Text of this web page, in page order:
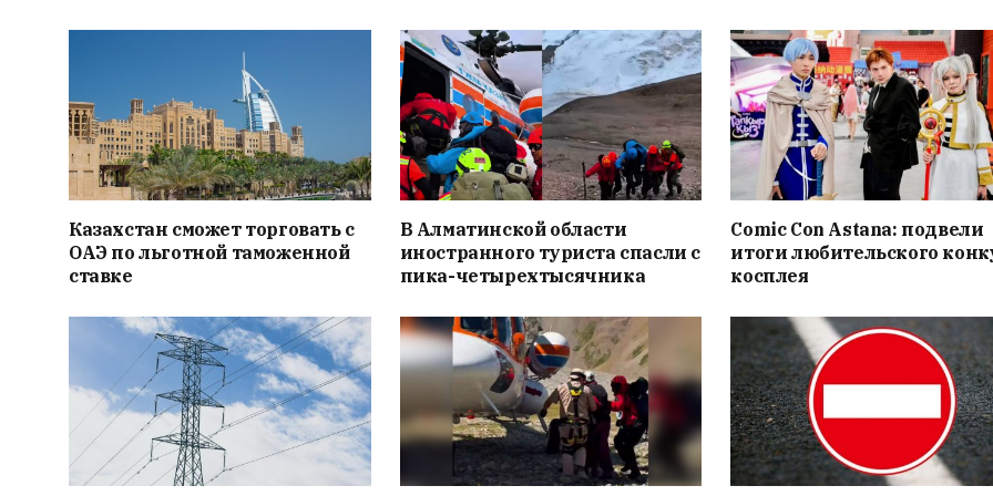
Казахстан сможет торговать с
ОАЭ по льготной таможенной
ставке
В Алматинской области
иностранного туриста спасли с
пика-четырехтысячника
Comic Con Astana: подвели
итоги любительского
косплея